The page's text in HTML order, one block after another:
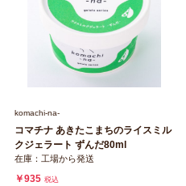
komachi‐na‐
コマチナ あきたこまちのライスミル
クジェラート ずんだ80ml
在庫：工場から発送
￥935 税込